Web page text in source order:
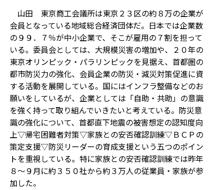
山田 東京商工会議所は東京２３区の約８万の企業が
会員となっている地域総合経済団体だ。日本では企業数
の９９．７％が中小企業で、そこが雇用の７割を担って
いる。委員会としては、大規模災害の増加や、２０年の
東京オリンピック・パラリンピックを見据え、首都圏の
都市防災力の強化、会員企業の防災・減災対策促進に資
する活動を展開している。国にはインフラ整備などのお
願いをしているが、企業としては「自助・共助」の意識
を強く持って取り組んでいきたいと考えている。防災意
識の強化について、首都直下地震の被害想定の認知度向
上▽帰宅困難者対策▽家族との安否確認訓練▽ＢＣＰの
策定支援▽防災リーダーの育成支援――という五つのポイン
トを重視している。特に家族との安否確認訓練では昨年
８～９月に約３５０社から約３万人の従業員・家族が参
加した。